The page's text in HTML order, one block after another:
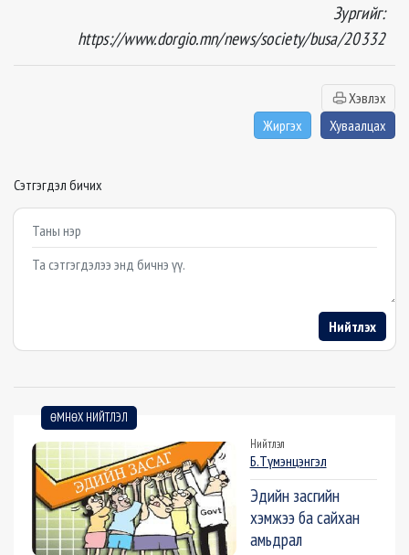
Зургийг:
https://www.dorgio.mn/news/society/busa/20332
Хэвлэх
Жиргэх
Хуваалцах
Сэтгэгдэл бичих
Example textarea
Нийтлэх
ӨМНӨХ НИЙТЛЭЛ
Нийтлэл
Б.Түмэнцэнгэл
Эдийн засгийн
хэмжээ ба сайхан
амьдрал